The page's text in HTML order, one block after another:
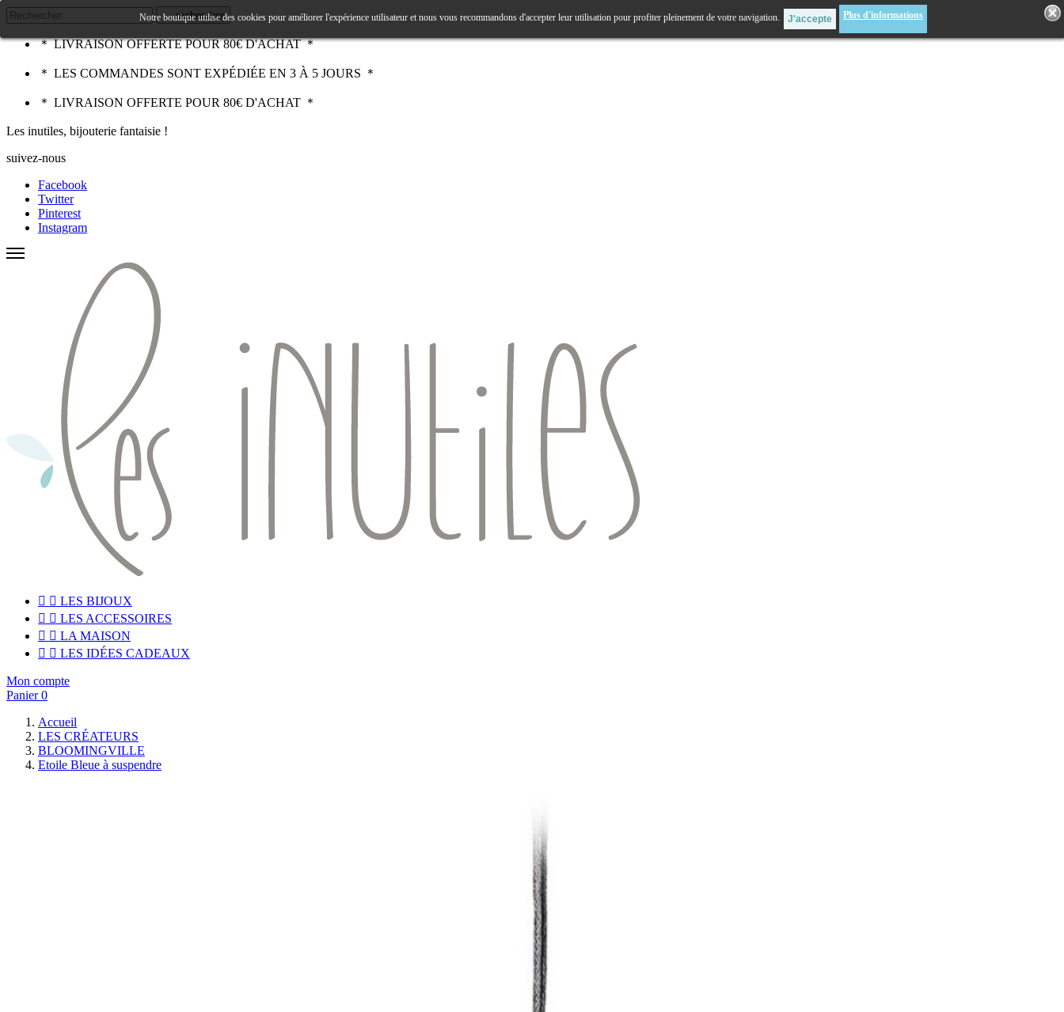
rechercher
＊ LIVRAISON OFFERTE POUR 80€ D'ACHAT ＊
＊ LES COMMANDES SONT EXPÉDIÉE EN 3 À 5 JOURS ＊
＊ LIVRAISON OFFERTE POUR 80€ D'ACHAT ＊
Les inutiles, bijouterie fantaisie !
suivez-nous
Facebook
Twitter
Pinterest
Instagram
  LES BIJOUX
  LES ACCESSOIRES
  LA MAISON
  LES IDÉES CADEAUX
Mon compte
Panier 0
Notre boutique utilise des cookies pour améliorer l'expérience utilisateur et nous vous recommandons d'accepter leur utilisation pour profiter pleinement de votre navigation. Plus d'informations
Accueil
LES CRÉATEURS
BLOOMINGVILLE
Etoile Bleue à suspendre